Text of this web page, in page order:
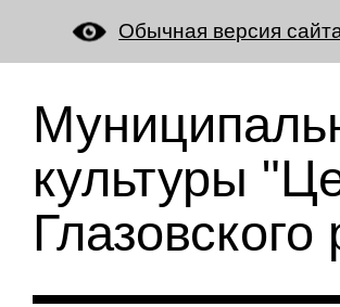
Обычная версия
культуры